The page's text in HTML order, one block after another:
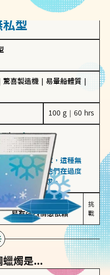
型
驚喜製造機 易暈船體質
100 g｜60 hrs
花
足另一半的需求，這種無
，但也可能讓他們在過度
自己真正的需求。
較難設立界線
易有強烈情感依賴
挑
戰
燭是...